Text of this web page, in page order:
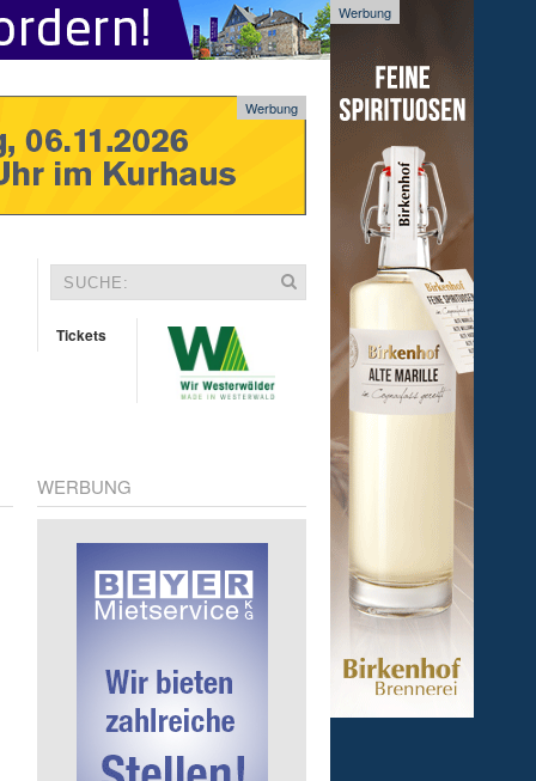
Werbung
Werbung
Tickets
WERBUNG